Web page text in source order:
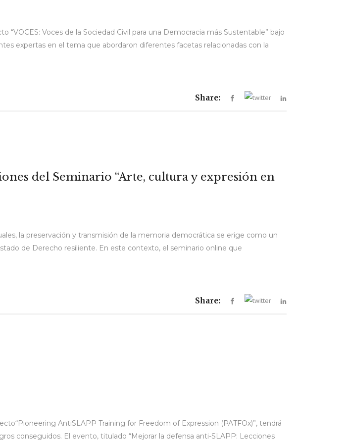
Voces de la Sociedad Civil para una Democracia más Sustentable” bajo
expertas en el tema que abordaron diferentes facetas relacionadas con la
Share:
del Seminario “Arte, cultura y expresión en
la preservación y transmisión de la memoria democrática se erige como un
de Derecho resiliente. En este contexto, el seminario online que
Share:
AntiSLAPP Training for Freedom of Expression (PATFOx)”, tendrá
conseguidos. El evento, titulado “Mejorar la defensa anti-SLAPP: Lecciones